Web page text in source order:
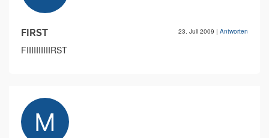
FIRST 23. Juli 2009 | Antworten
FIIIIIIIIIIRST